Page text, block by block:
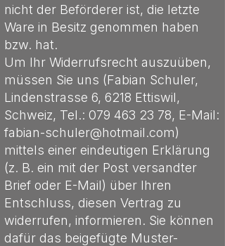
nicht der Beförderer ist, die letzte
Ware in Besitz genommen haben
bzw. hat.
Um Ihr Widerrufsrecht auszuüben,
müssen Sie uns (Fabian Schuler,
Lindenstrasse 6, 6218 Ettiswil,
Schweiz, Tel.: 079 463 23 78, E-Mail:
fabian-schuler@hotmail.com)
mittels einer eindeutigen Erklärung
(z. B. ein mit der Post versandter
Brief oder E-Mail) über Ihren
Entschluss, diesen Vertrag zu
widerrufen, informieren. Sie können
dafür das beigefügte Muster-